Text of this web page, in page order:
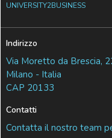
UNIVERSITY2BUSINESS
Indirizzo
Via Moretto da Brescia,
Milano - Italia
CAP 20133
Contatti
Contatta il nostro team